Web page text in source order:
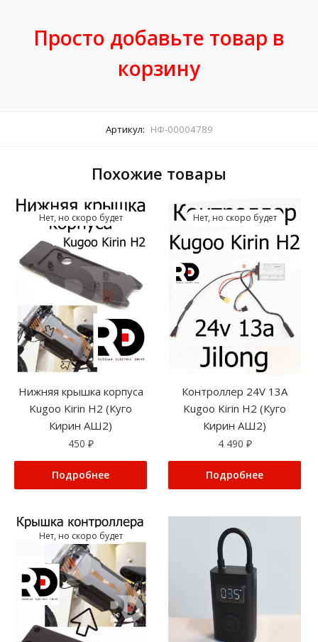
Просто добавьте товар в
корзину
Артикул: НФ-00004789
Похожие товары
Нет, но скоро будет
Нижняя крышка корпуса
Kugoo Kirin H2 (Куго
Кирин АШ2)
450 ₽
Подробнее
Нет, но скоро будет
Контроллер 24V 13A
Kugoo Kirin H2 (Куго
Кирин АШ2)
4 490 ₽
Подробнее
Нет, но скоро будет